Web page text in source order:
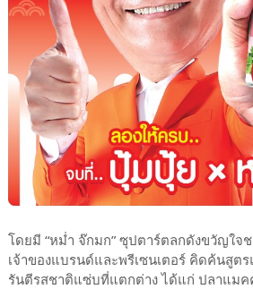
โดยมี “หม่ำ จ๊กมก” ซุปตาร์ตลกดังขวัญใจ
เจ้าของแบรนด์และพรีเซนเตอร์ คิดค้นสูตร
รันตีรสชาติแซ่บที่แตกต่าง ได้แก่ ปลาแมค